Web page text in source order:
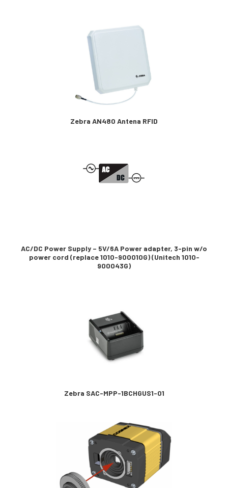
Zebra AN480 Antena RFID
AC/DC Power Supply – 5V/6A Power adapter, 3-pin w/o
power cord (replace 1010-900010G) (Unitech 1010-
900043G)
Zebra SAC-MPP-1BCHGUS1-01